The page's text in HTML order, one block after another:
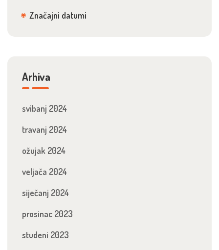
Značajni datumi
Arhiva
svibanj 2024
travanj 2024
ožujak 2024
veljača 2024
siječanj 2024
prosinac 2023
studeni 2023